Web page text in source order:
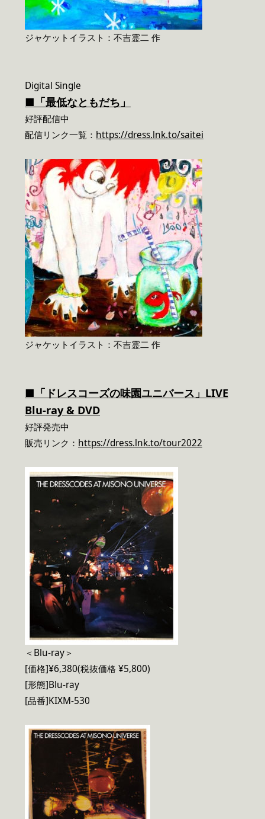
ジャケットイラスト：不吉霊二 作
Digital Single
■「最低なともだち」
好評配信中
配信リンク一覧： https://dress.lnk.to/saitei
ジャケットイラスト：不吉霊二 作
■「ドレスコーズの味園ユニバース」LIVE
Blu-ray & DVD
好評発売中
販売リンク： https://dress.lnk.to/tour2022
＜Blu-ray＞
[価格]¥6,380(税抜価格 ¥5,800)
[形態]Blu-ray
[品番]KIXM-530